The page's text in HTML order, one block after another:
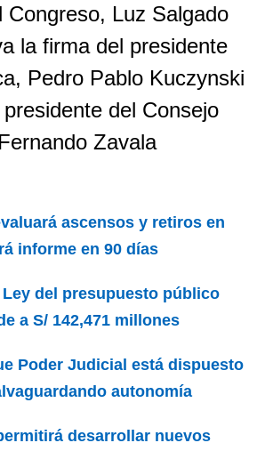
Congreso, Luz Salgado
la firma del presidente
Pedro Pablo Kuczynski
del Consejo
Zavala
ascensos y retiros en
informe en 90 días
del presupuesto público
a S/ 142,471 millones
Poder Judicial está dispuesto
autonomía
desarrollar nuevos